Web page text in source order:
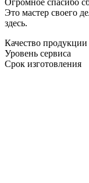
Это мастер своего
здесь.
Качество продукции
Уровень сервиса
Срок изготовления